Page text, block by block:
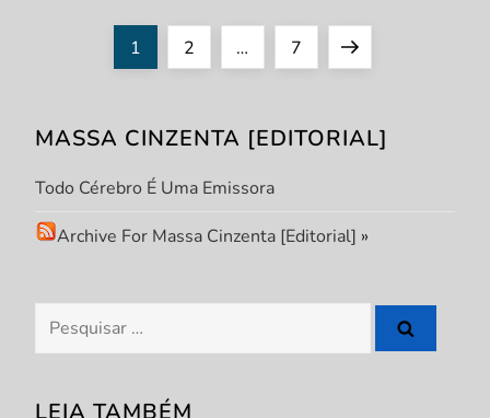
g
n
a
ç
Page
1 Page
2 … Page
7
Next
MASSA CINZENTA [EDITORIAL]
Todo Cérebro É Uma Emissora
Archive For Massa Cinzenta [Editorial] »
Pesquisar
por:
LEIA TAMBÉM